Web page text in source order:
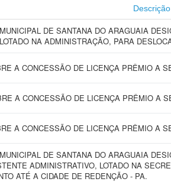
Descrição
DE SANTANA DO ARAGUAIA
NA ADMINISTRAÇÃO, PARA
A CONCESSÃO DE LICENÇA PRÊMIO A
A CONCESSÃO DE LICENÇA PRÊMIO A
A CONCESSÃO DE LICENÇA PRÊMIO A
DE SANTANA DO ARAGUAIA
ADMINISTRATIVO, LOTADO NA
ATÉ A CIDADE DE REDENÇÃO - PA.